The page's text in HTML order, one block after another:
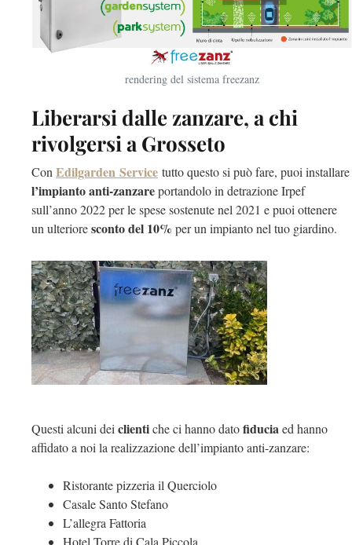
rendering del sistema freezanz
Liberarsi dalle zanzare, a chi
rivolgersi a Grosseto
Con Edilgarden Service tutto questo si può fare, puoi installare
l’impianto anti-zanzareportandolo in detrazione Irpef
sull’anno 2022 per le spese sostenute nel 2021 e puoi ottenere
un ulterioresconto del 10% per un impianto nel tuo giardino.
Questi alcuni dei clientiche ci hanno datofiduciaed hanno
affidato a noi la realizzazione dell’impianto anti-zanzare:
Ristorante pizzeria il Querciolo
Casale Santo Stefano
L’allegra Fattoria
Hotel Torre di Cala Piccola